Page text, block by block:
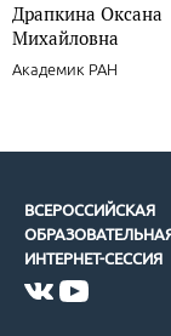
Драпкина Оксана
Михайловна
Академик РАН
ВСЕРОССИЙСКАЯ
ИНТЕРНЕТ-СЕССИЯ